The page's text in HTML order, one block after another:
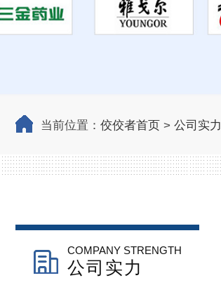
当前位置： 佼佼者首页 > 公司实力
COMPANY STRENGTH
公司实力